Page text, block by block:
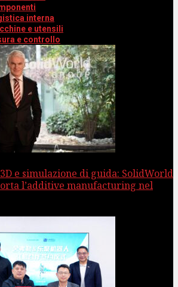
interna
e utensili
e controllo
e simulazione di guida: SolidWorld
l’additive manufacturing nel